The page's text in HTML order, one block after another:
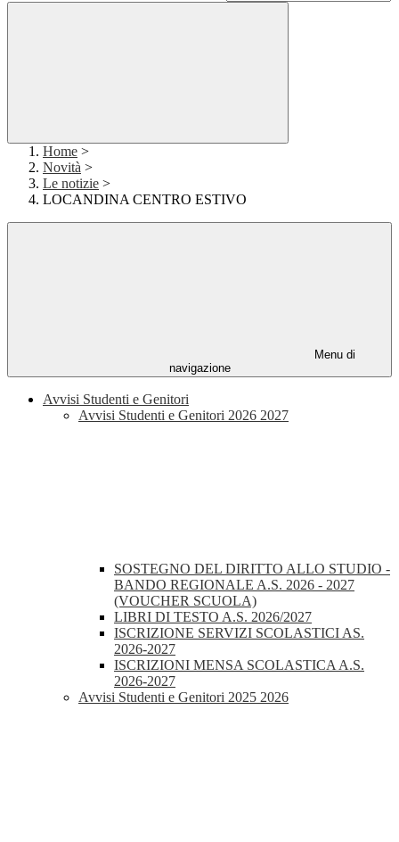
Home >
Novità >
Le notizie >
LOCANDINA CENTRO ESTIVO
Menu di
navigazione
Avvisi Studenti e Genitori
Avvisi Studenti e Genitori 2026 2027
SOSTEGNO DEL DIRITTO ALLO STUDIO -
BANDO REGIONALE A.S. 2026 - 2027
(VOUCHER SCUOLA)
LIBRI DI TESTO A.S. 2026/2027
ISCRIZIONE SERVIZI SCOLASTICI AS.
2026-2027
ISCRIZIONI MENSA SCOLASTICA A.S.
2026-2027
Avvisi Studenti e Genitori 2025 2026